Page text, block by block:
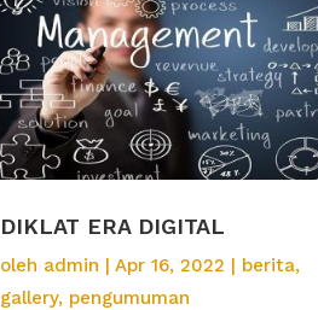
DIKLAT ERA DIGITAL
oleh admin |Apr 16, 2022 | berita,
gallery, pengumuman